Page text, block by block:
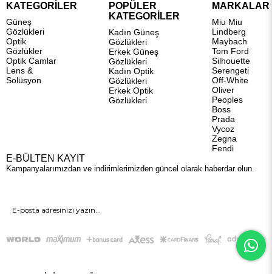
KATEGORİLER
Güneş
Gözlükleri
Optik
Gözlükler
Optik Camlar
Lens &
Solüsyon
POPÜLER
KATEGORİLER
Kadın Güneş
Gözlükleri
Erkek Güneş
Gözlükleri
Kadın Optik
Gözlükleri
Erkek Optik
Gözlükleri
MARKALAR
Miu Miu
Lindberg
Maybach
Tom Ford
Silhouette
Serengeti
Off-White
Oliver
Peoples
Boss
Prada
Vycoz
Zegna
Fendi
E-BÜLTEN KAYIT
Kampanyalarımızdan ve indirimlerimizden güncel olarak haberdar olun.
GÖNDER